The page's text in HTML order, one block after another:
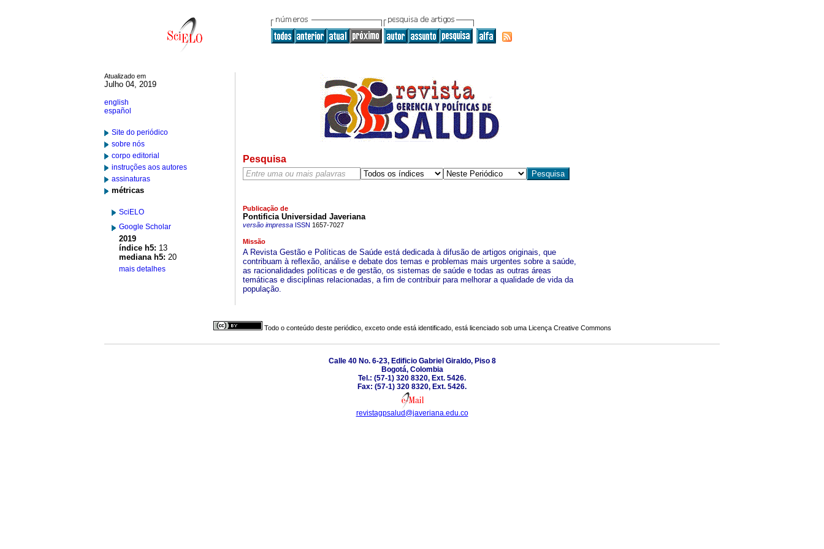
Atualizado em
Julho 04, 2019
english
español
Site do periódico
sobre nós
corpo editorial
instruções aos autores
assinaturas
métricas
SciELO
Google Scholar
2019
índice h5: 13
mediana h5: 20
mais detalhes
Pesquisa
Publicação de
Pontificia Universidad Javeriana
versão impressaISSN 1657-7027
Missão
A Revista Gestão e Políticas de Saúde está dedicada à difusão de artigos originais, que
contribuam à reflexão, análise e debate dos temas e problemas mais urgentes sobre a saúde,
as racionalidades políticas e de gestão, os sistemas de saúde e todas as outras áreas
temáticas e disciplinas relacionadas, a fim de contribuir para melhorar a qualidade de vida da
população.
Todo o conteúdo deste periódico, exceto onde está identificado, está licenciado sob uma Licença Creative Commons
Calle 40 No. 6-23, Edificio Gabriel Giraldo, Piso 8
Bogotá, Colombia
Tel.: (57-1) 320 8320, Ext. 5426.
Fax: (57-1) 320 8320, Ext. 5426.
revistagpsalud@javeriana.edu.co